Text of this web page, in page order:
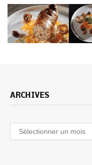
ARCHIVES
Archives